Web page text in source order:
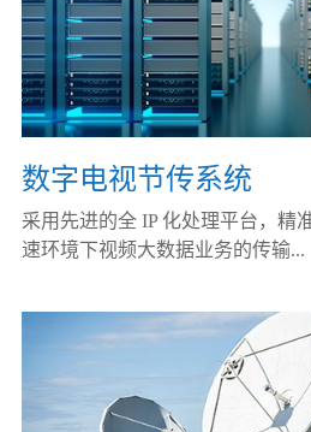
数字电视节传系统
采用先进的全 IP 化处理平台，精
速环境下视频大数据业务的传输...